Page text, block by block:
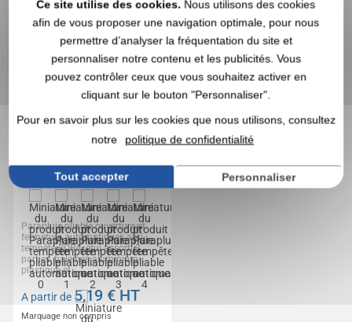
Parapluie tempête pliable automatique
Parapluie pliable ouverture et
fermeture automatiques anti-
tempête BORA, étui assorti 3
parties, baleines aluminium-
plastique-et...
A partir de 5,19 € HT
Marquage non compris
Ce site utilise des cookies. Nous utilisons des cookies
afin de vous proposer une navigation optimale, pour nous
permettre d’analyser la fréquentation du site et
personnaliser notre contenu et les publicités. Vous
pouvez contrôler ceux que vous souhaitez activer en
cliquant sur le bouton "Personnaliser".
Pour en savoir plus sur les cookies que nous utilisons, consultez
notre
politique de confidentialité
Tout accepter Personnaliser